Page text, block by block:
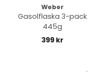
Weber
Gasolflaska 3-pack
445g
399 kr